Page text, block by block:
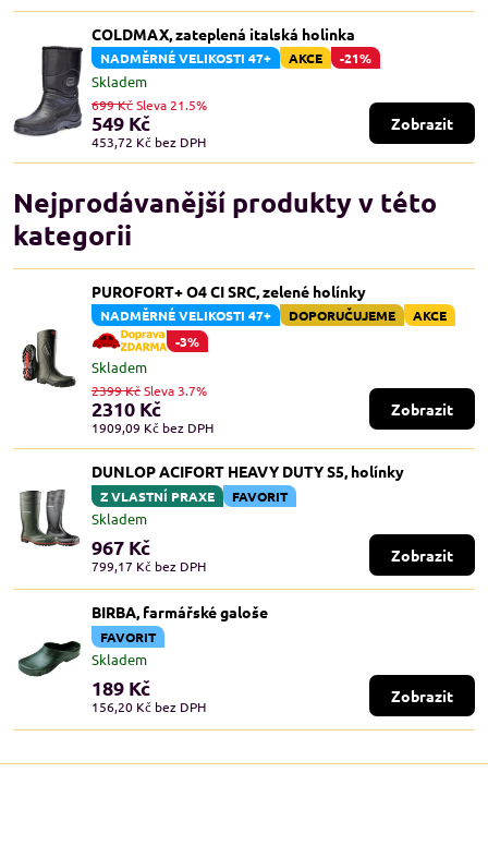
COLDMAX, zateplená italská holinka
NADMĚRNÉ VELIKOSTI 47+ AKCE -21%
Skladem
549 Kč
453,72 Kč bez DPH
699 KčSleva 21.5%
Zobrazit
Nejprodávanější produkty v této
kategorii
PUROFORT+ O4 CI SRC, zelené holínky
NADMĚRNÉ VELIKOSTI 47+ DOPORUČUJEME
AKCE
-3%
Skladem
2310 Kč
1909,09 Kč bez DPH
2399 KčSleva 3.7%
Zobrazit
DUNLOP ACIFORT HEAVY DUTY S5, holínky
Z VLASTNÍ PRAXE FAVORIT
Skladem
967 Kč
799,17 Kč bez DPH
Zobrazit
BIRBA, farmářské galoše
FAVORIT
Skladem
189 Kč
156,20 Kč bez DPH
Zobrazit